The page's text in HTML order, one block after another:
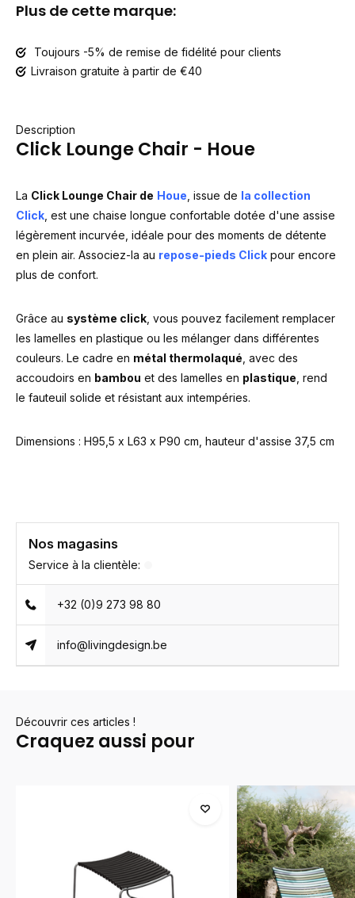
Plus de cette marque:
Toujours -5% de remise de fidélité pour clients
Livraison gratuite à partir de €40
Description
Click Lounge Chair - Houe
La Click Lounge Chair de Houe , issue de la collection
Click , est une chaise longue confortable dotée d'une assise
légèrement incurvée, idéale pour des moments de détente
en plein air. Associez-la au repose-pieds Click pour encore
plus de confort.
Grâce au système click , vous pouvez facilement remplacer
les lamelles en plastique ou les mélanger dans différentes
couleurs. Le cadre en métal thermolaqué , avec des
accoudoirs en bambou et des lamelles en plastique , rend
le fauteuil solide et résistant aux intempéries.
Dimensions : H95,5 x L63 x P90 cm, hauteur d'assise 37,5 cm
Nos magasins
Service à la clientèle:
+32 (0)9 273 98 80
info@livingdesign.be
Découvrir ces articles !
Craquez aussi pour